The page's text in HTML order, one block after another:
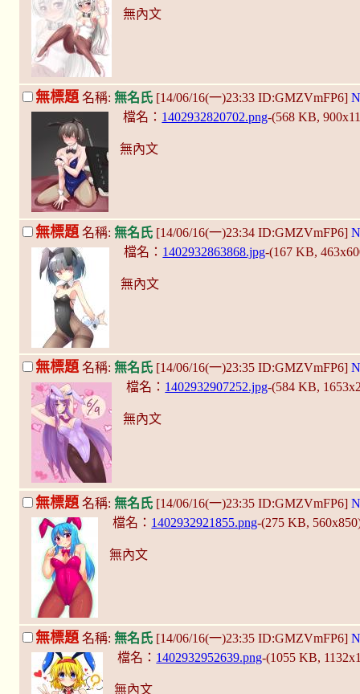
無內文
無標題 名稱: 無名氏 [14/06/16(一)23:33 ID:GMZVmFP6]
檔名： 1402932820702.png-(568 KB,
無內文
無標題 名稱: 無名氏 [14/06/16(一)23:34 ID:GMZVmFP6]
檔名： 1402932863868.jpg-(167 KB,
無內文
無標題名稱: 無名氏 [14/06/16(一)23:35 ID:GMZVmFP6]
檔名： 1402932907252.jpg-(584 KB,
無內文
無標題 名稱: 無名氏 [14/06/16(一)23:35 ID:GMZVmFP6]
檔名： 1402932921855.png-(275 KB,
無內文
無標題 名稱: 無名氏 [14/06/16(一)23:35 ID:GMZVmFP6]
檔名： 1402932952639.png-(1055 KB,
無內文